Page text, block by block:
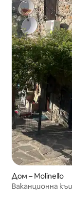
Дом – Molinello
Ваканционна